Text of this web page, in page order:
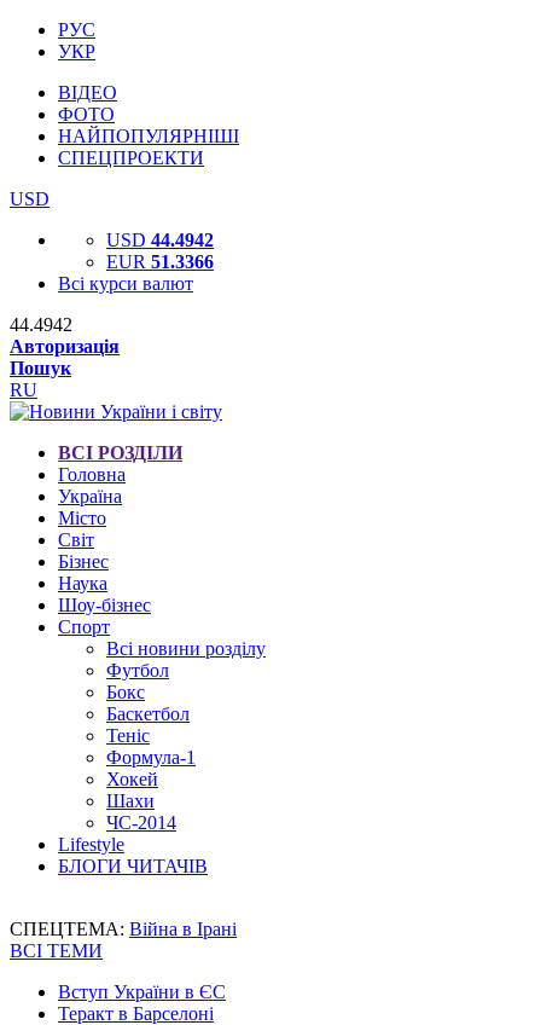
РУС
УКР
ВІДЕО
ФОТО
НАЙПОПУЛЯРНІШІ
СПЕЦПРОЕКТИ
USD
USD 44.4942
EUR 51.3366
Всі курси валют
44.4942
Авторизація
Пошук
RU
ВСІ РОЗДІЛИ
Головна
Україна
Місто
Світ
Бізнес
Наука
Шоу-бізнес
Спорт
Всі новини розділу
Футбол
Бокс
Баскетбол
Теніс
Формула-1
Хокей
Шахи
ЧС-2014
Lifestyle
БЛОГИ ЧИТАЧІВ
СПЕЦТЕМА: Війна в Ірані
ВСІ ТЕМИ
Вступ України в ЄС
Теракт в Барселоні